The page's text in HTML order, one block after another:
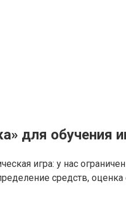
для обучения
игра: у нас
средств,